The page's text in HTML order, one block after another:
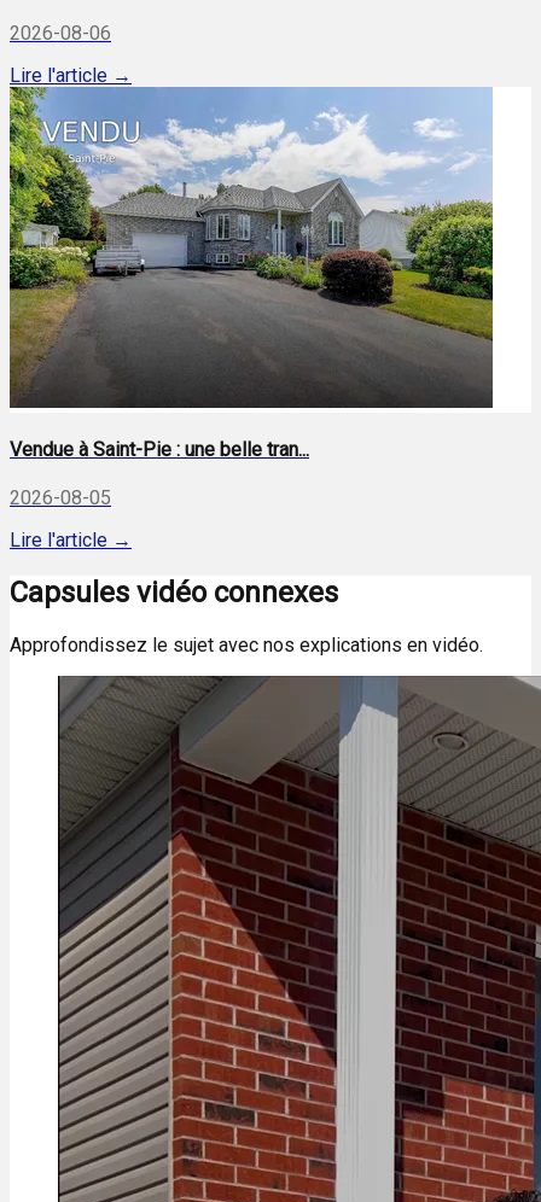
2026-08-06
Lire l'article →
Vendue à Saint-Pie : une belle tran...
2026-08-05
Lire l'article →
Capsules vidéo connexes
Approfondissez le sujet avec nos explications en vidéo.